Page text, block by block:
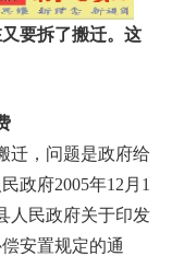
要拆了搬迁。 这
迁，问题是政府给
政府2005年12月1
人民政府关于印发
安置规定的通